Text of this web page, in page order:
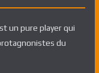
un pure player qui
du